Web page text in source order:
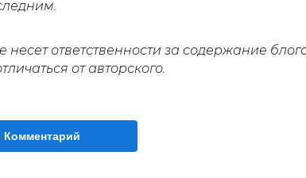
несет ответственности за содержание
от авторского.
Комментарий